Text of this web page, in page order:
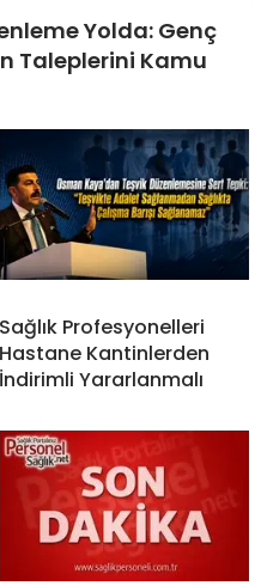
Yolda: Genç
Taleplerini Kamu
Sağlık Profesyonelleri
Hastane Kantinlerden
İndirimli Yararlanmalı